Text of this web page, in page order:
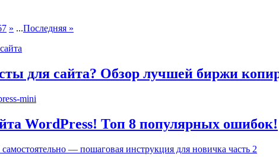
7 » ...Последняя »
для сайта? Обзор лучшей биржи
WordPress! Топ 8 популярных ошибок!